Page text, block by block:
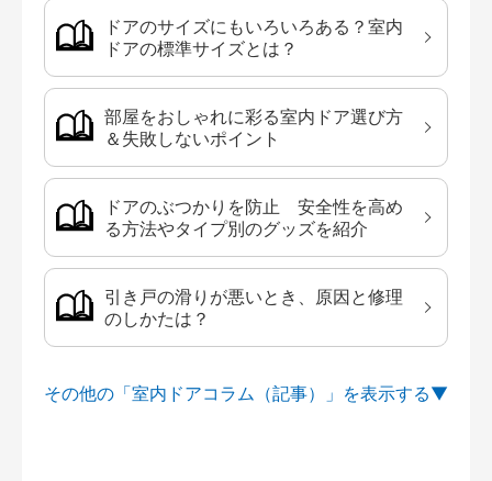
ドアのサイズにもいろいろある？室内
ドアの標準サイズとは？
部屋をおしゃれに彩る室内ドア選び方
＆失敗しないポイント
ドアのぶつかりを防止 安全性を高め
る方法やタイプ別のグッズを紹介
引き戸の滑りが悪いとき、原因と修理
のしかたは？
その他の「室内ドアコラム（記事）」を